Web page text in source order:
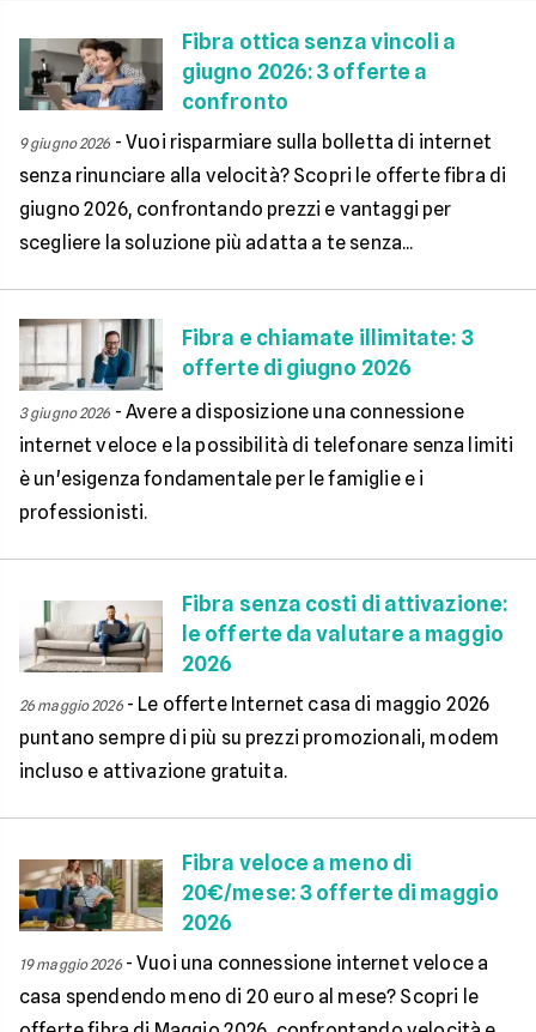
Fibra ottica senza vincoli a
giugno 2026: 3 offerte a
confronto
9 giugno 2026 -Vuoi risparmiare sulla bolletta di internet
senza rinunciare alla velocità? Scopri le offerte fibra di
giugno 2026, confrontando prezzi e vantaggi per
scegliere la soluzione più adatta a te senza...
Fibra e chiamate illimitate: 3
offerte di giugno 2026
3 giugno 2026 -Avere a disposizione una connessione
internet veloce e la possibilità di telefonare senza limiti
è un'esigenza fondamentale per le famiglie e i
professionisti.
Fibra senza costi di attivazione:
le offerte da valutare a maggio
2026
26 maggio 2026- Le offerte Internet casa di maggio 2026
puntano sempre di più su prezzi promozionali, modem
incluso e attivazione gratuita.
Fibra veloce a meno di
20€/mese: 3 offerte di maggio
2026
19 maggio 2026-Vuoi una connessione internet veloce a
casa spendendo meno di 20 euro al mese? Scopri le